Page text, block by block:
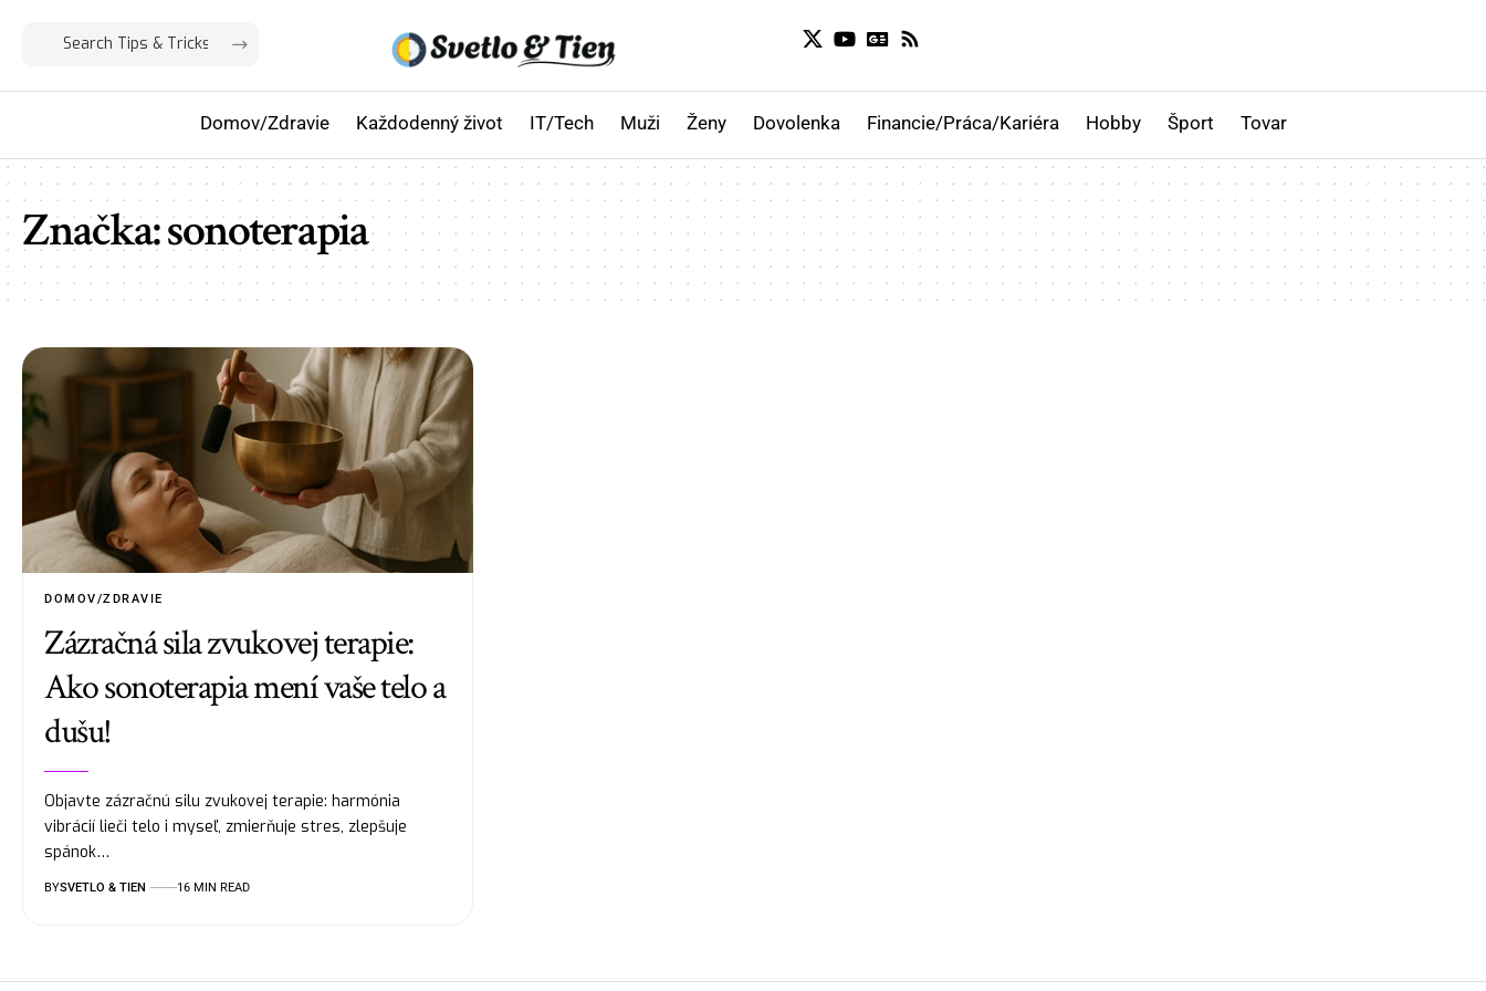
Domov/Zdravie Každodenný život IT/Tech Muži Ženy Dovolenka Financie/Práca/Kariéra Hobby Šport Tovar
Značka:sonoterapia
DOMOV/ZDRAVIE
Zázračná sila zvukovej terapie:
Ako sonoterapia mení vaše telo a
dušu!
Objavte zázračnú silu zvukovej terapie: harmónia
vibrácií lieči telo i myseľ, zmierňuje stres, zlepšuje
spánok…
BYSVETLO & TIEN 16 MIN READ